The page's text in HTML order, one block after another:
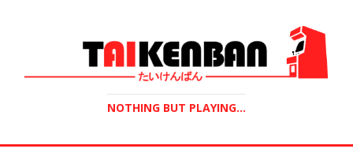
NOTHING BUT PLAYING...